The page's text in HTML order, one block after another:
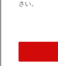
さい。